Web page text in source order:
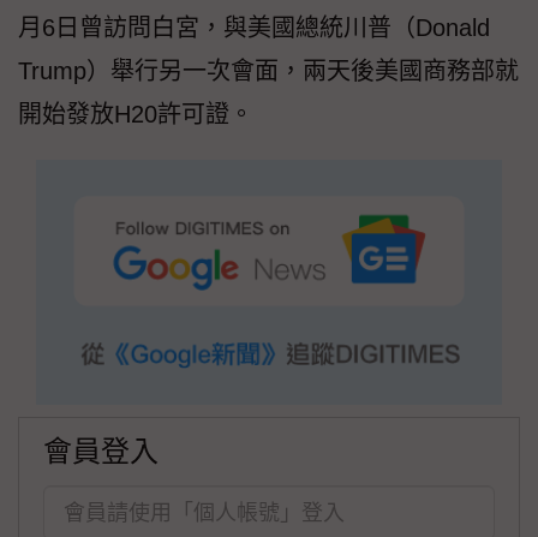
月6日曾訪問白宮，與美國總統川普（Donald
Trump）舉行另一次會面，兩天後美國商務部就
開始發放H20許可證。
會員登入